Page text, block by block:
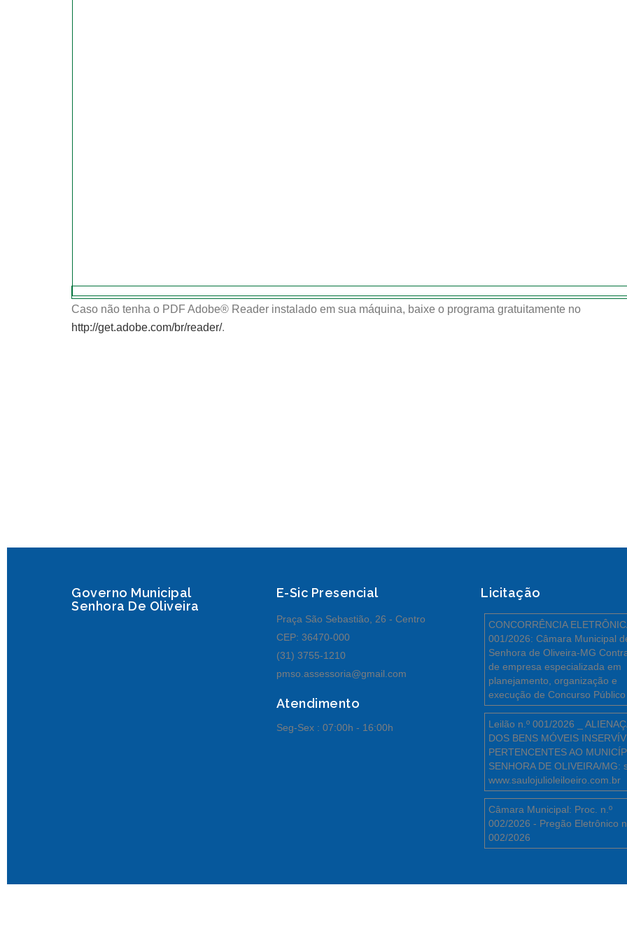
Caso não tenha o PDF Adobe® Reader instalado em sua máquina, baixe o programa gratuitamente no
http://get.adobe.com/br/reader/.
Governo Municipal
Senhora De Oliveira
E-Sic Presencial
Praça São Sebastião, 26 - Centro
CEP: 36470-000
(31) 3755-1210
pmso.assessoria@gmail.com
Atendimento
Seg-Sex : 07:00h - 16:00h
Licitação
CONCORRÊNCIA
001/2026: Câmara Municipal
Senhora de Oliveira-MG
de empresa especializada em
planejamento, organização e
execução de Concurso Público
Leilão n.º 001/2026 _
DOS BENS MÓVEIS
PERTENCENTES AO
SENHORA DE OLIVEIRA/MG:
www.saulojulioleiloeiro.com.br
Câmara Municipal: Proc. n.º
002/2026 - Pregão Eletrônico
002/2026